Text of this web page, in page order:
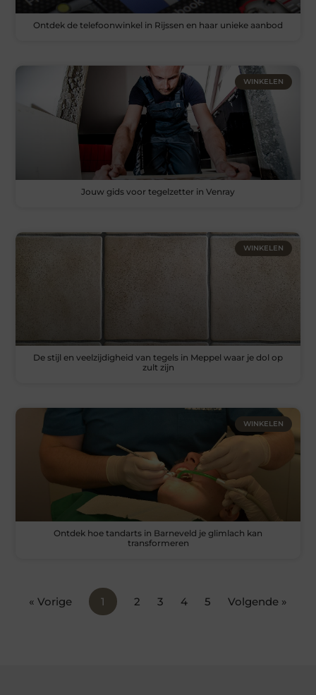
Ontdek de telefoonwinkel in Rijssen en haar unieke aanbod
WINKELEN
Jouw gids voor tegelzetter in Venray
WINKELEN
De stijl en veelzijdigheid van tegels in Meppel waar je dol op
zult zijn
WINKELEN
Ontdek hoe tandarts in Barneveld je glimlach kan
transformeren
« Vorige 1 2 3 4 5 Volgende »